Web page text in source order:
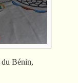
du Bénin,